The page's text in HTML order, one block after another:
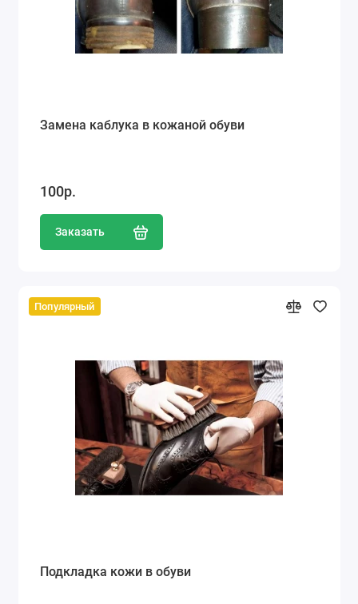
Замена каблука в кожаной обуви
100р.
Заказать
Популярный
Подкладка кожи в обуви